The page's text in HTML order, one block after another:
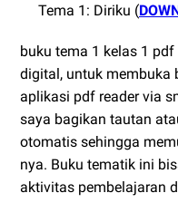
Tema 1: Diriku (
buku tema 1 kelas 1
digital, untuk membuka
aplikasi pdf reader via
saya bagikan tautan
otomatis sehingga
nya. Buku tematik ini
aktivitas pembelajaran